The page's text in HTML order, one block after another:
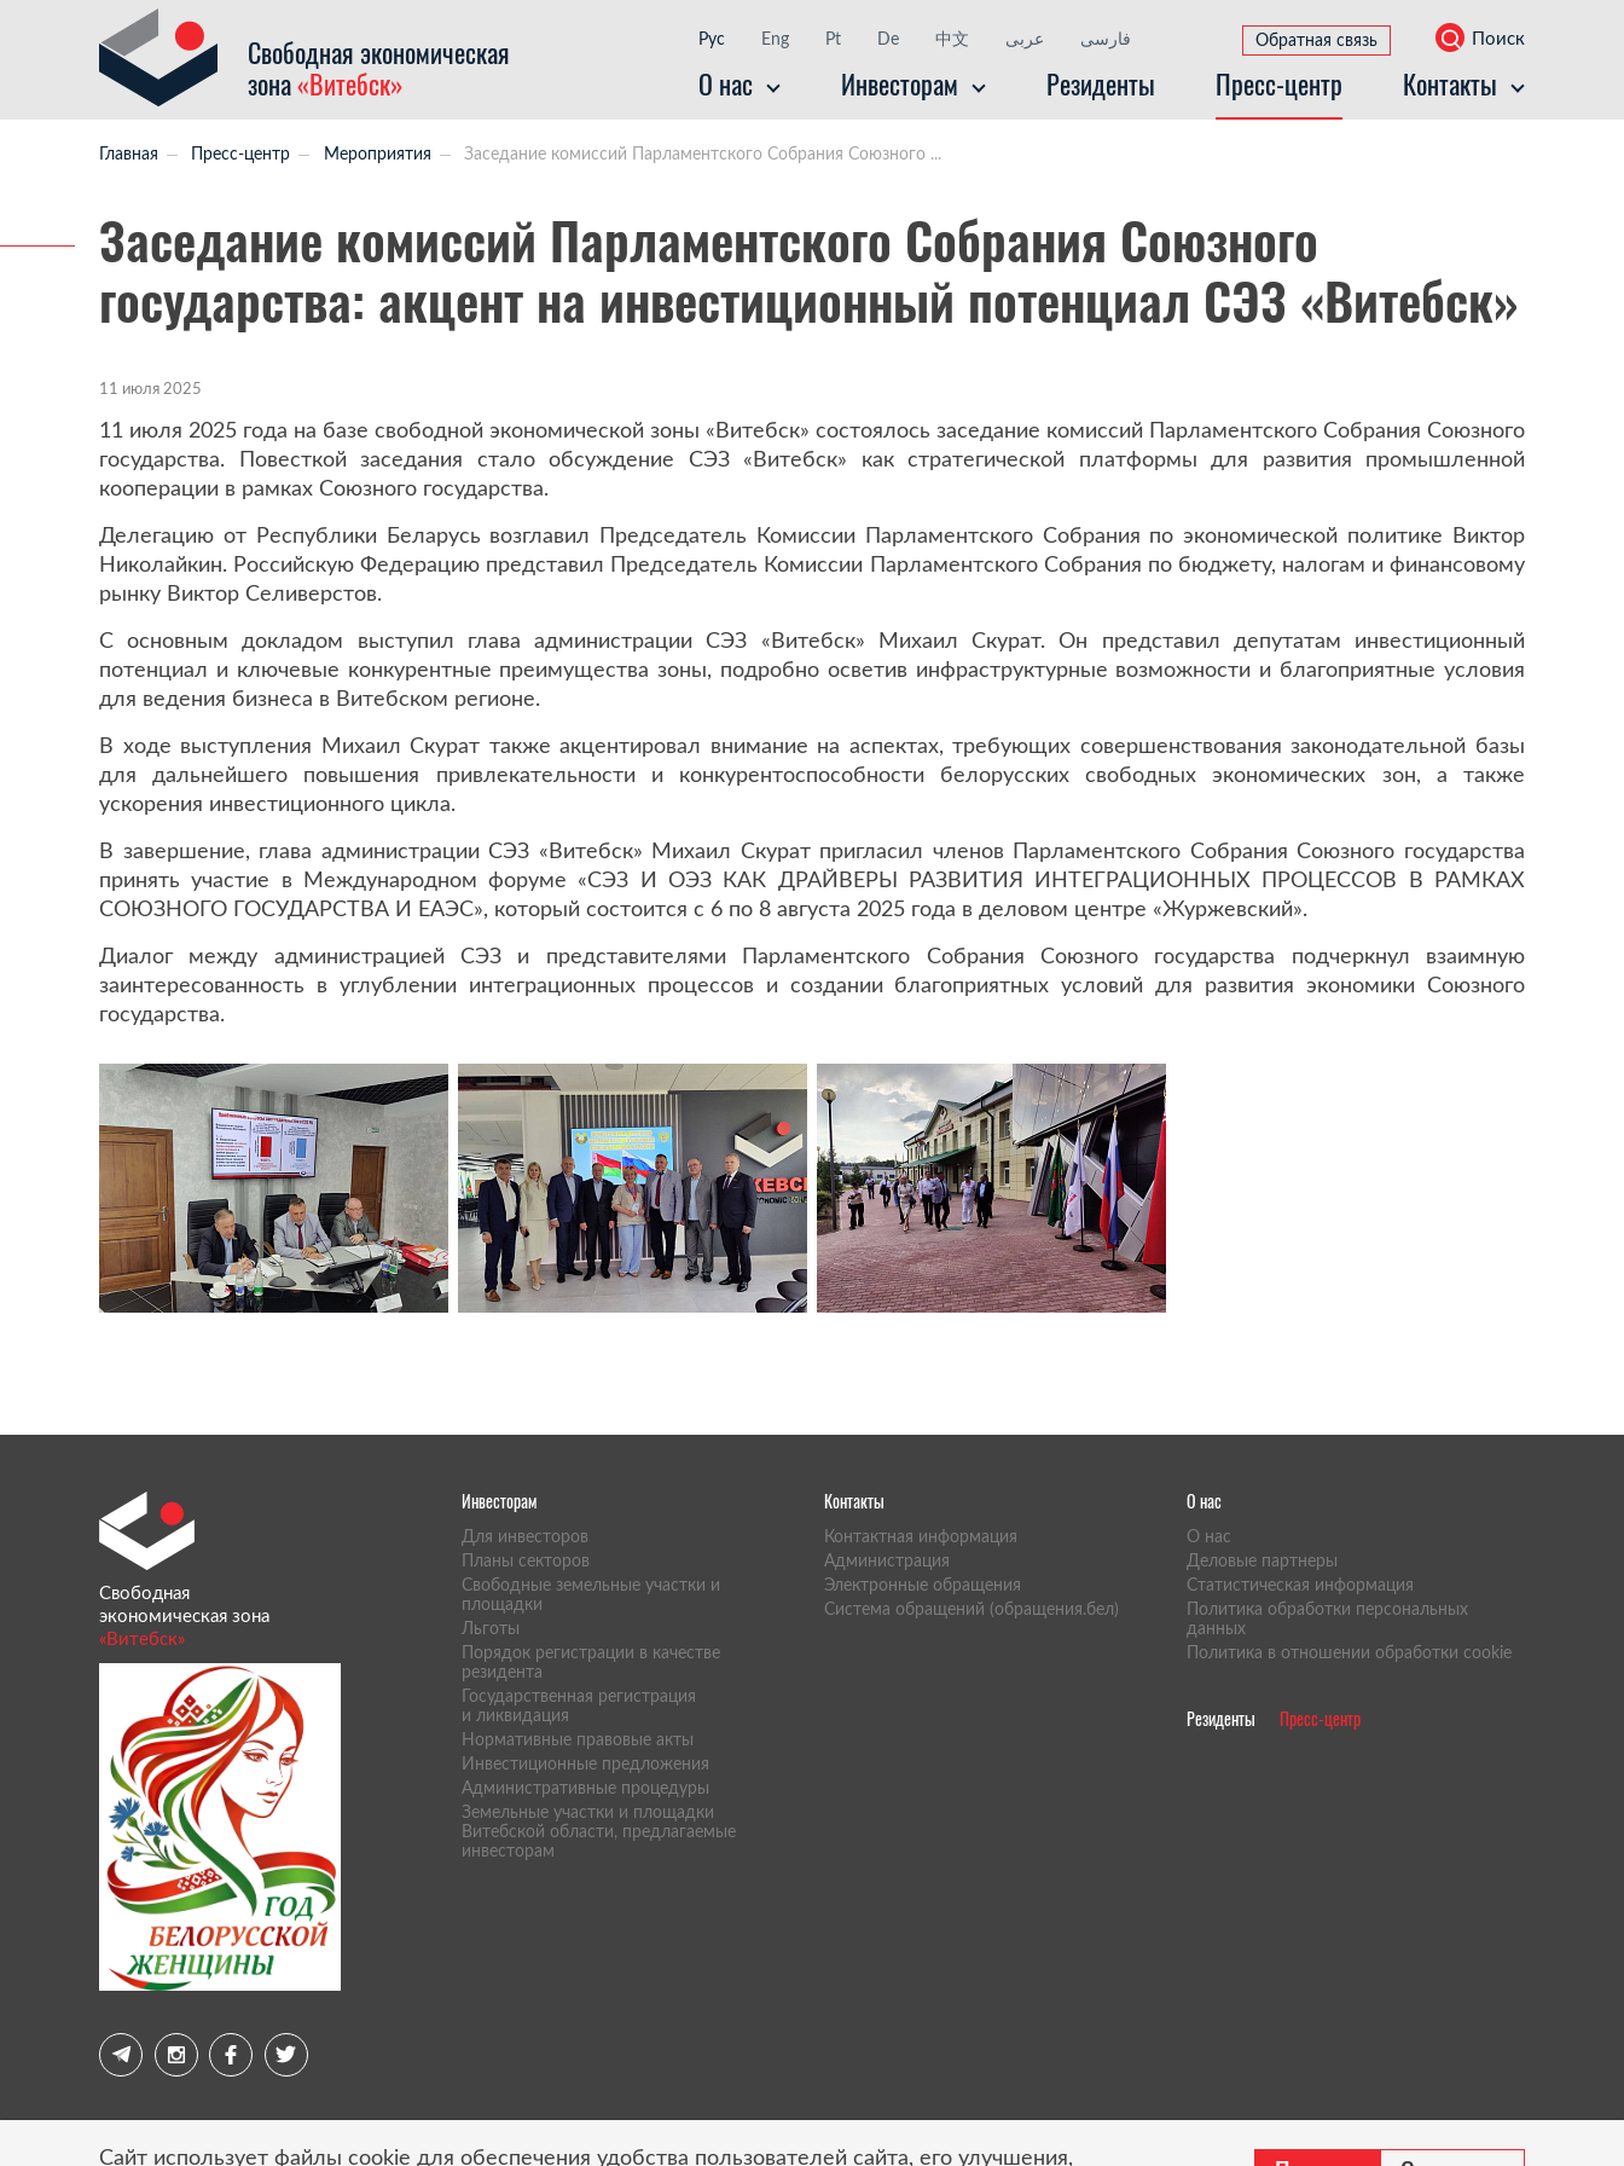
Свободная экономическая
зона«Витебск»
Рус Eng Pt De 中文 عربى فارسی Обратная связь Поиск
O нас Инвесторам Резиденты Пресс-центр Контакты
Главная Пресс-центр Мероприятия Заседание комиссий Парламентского Собрания Союзного ...
Заседание комиссий Парламентского Собрания Союзного
государства: акцент на инвестиционный потенциал СЭЗ «Витебск»
11 июля 2025
11 июля 2025 года на базе свободной экономической зоны «Витебск» состоялось заседание комиссий Парламентского Собрания Союзного
государства. Повесткой заседания стало обсуждение СЭЗ «Витебск» как стратегической платформы для развития промышленной
кооперации в рамках Союзного государства.
Делегацию от Республики Беларусь возглавил Председатель Комиссии Парламентского Собрания по экономической политике Виктор
Николайкин. Российскую Федерацию представил Председатель Комиссии Парламентского Собрания по бюджету, налогам и финансовому
рынку Виктор Селиверстов.
С основным докладом выступил глава администрации СЭЗ «Витебск» Михаил Скурат. Он представил депутатам инвестиционный
потенциал и ключевые конкурентные преимущества зоны, подробно осветив инфраструктурные возможности и благоприятные условия
для ведения бизнеса в Витебском регионе.
В ходе выступления Михаил Скурат также акцентировал внимание на аспектах, требующих совершенствования законодательной базы
для дальнейшего повышения привлекательности и конкурентоспособности белорусских свободных экономических зон, а также
ускорения инвестиционного цикла.
В завершение, глава администрации СЭЗ «Витебск» Михаил Скурат пригласил членов Парламентского Собрания Союзного государства
принять участие в Международном форуме «СЭЗ И ОЭЗ КАК ДРАЙВЕРЫ РАЗВИТИЯ ИНТЕГРАЦИОННЫХ ПРОЦЕССОВ В РАМКАХ
СОЮЗНОГО ГОСУДАРСТВА И ЕАЭС», который состоится с 6 по 8 августа 2025 года в деловом центре «Журжевский».
Диалог между администрацией СЭЗ и представителями Парламентского Собрания Союзного государства подчеркнул взаимную
заинтересованность в углублении интеграционных процессов и создании благоприятных условий для развития экономики Союзного
государства.
Свободная
экономическая зона
«Витебск»
Инвесторам
Для инвесторов
Планы секторов
Свободные земельные участки и
площадки
Льготы
Порядок регистрации в качестве
резидента
Государственная регистрация
и ликвидация
Нормативные правовые акты
Инвестиционные предложения
Административные процедуры
Земельные участки и площадки
Витебской области, предлагаемые
инвесторам
Контакты
Контактная информация
Администрация
Электронные обращения
Система обращений (обращения.бел)
О нас
O нас
Деловые партнеры
Статистическая информация
Политика обработки персональных
данных
Политика в отношении обработки cookie
Резиденты Пресс-центр
Сайт использует файлы cookie для обеспечения удобства пользователей сайта, его улучшения,